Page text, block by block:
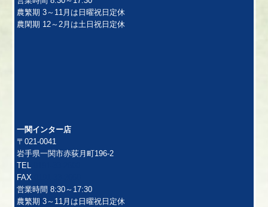
農繁期 3～11月は日曜祝日定休
農閑期 12～2月は土日祝日定休
一関インター店
〒021-0041
岩手県一関市赤荻月町196-2
TEL
FAX
営業時間 8:30～17:30
農繁期 3～11月は日曜祝日定休